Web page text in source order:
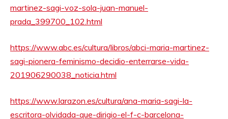
martinez-sagi-voz-sola-juan-manuel-
prada_399700_102.html
https://www.abc.es/cultura/libros/abci-maria-martinez-
sagi-pionera-feminismo-decidio-enterrarse-vida-
201906290038_noticia.html
https://www.larazon.es/cultura/ana-maria-sagi-la-
escritora-olvidada-que-dirigio-el-f-c-barcelona-